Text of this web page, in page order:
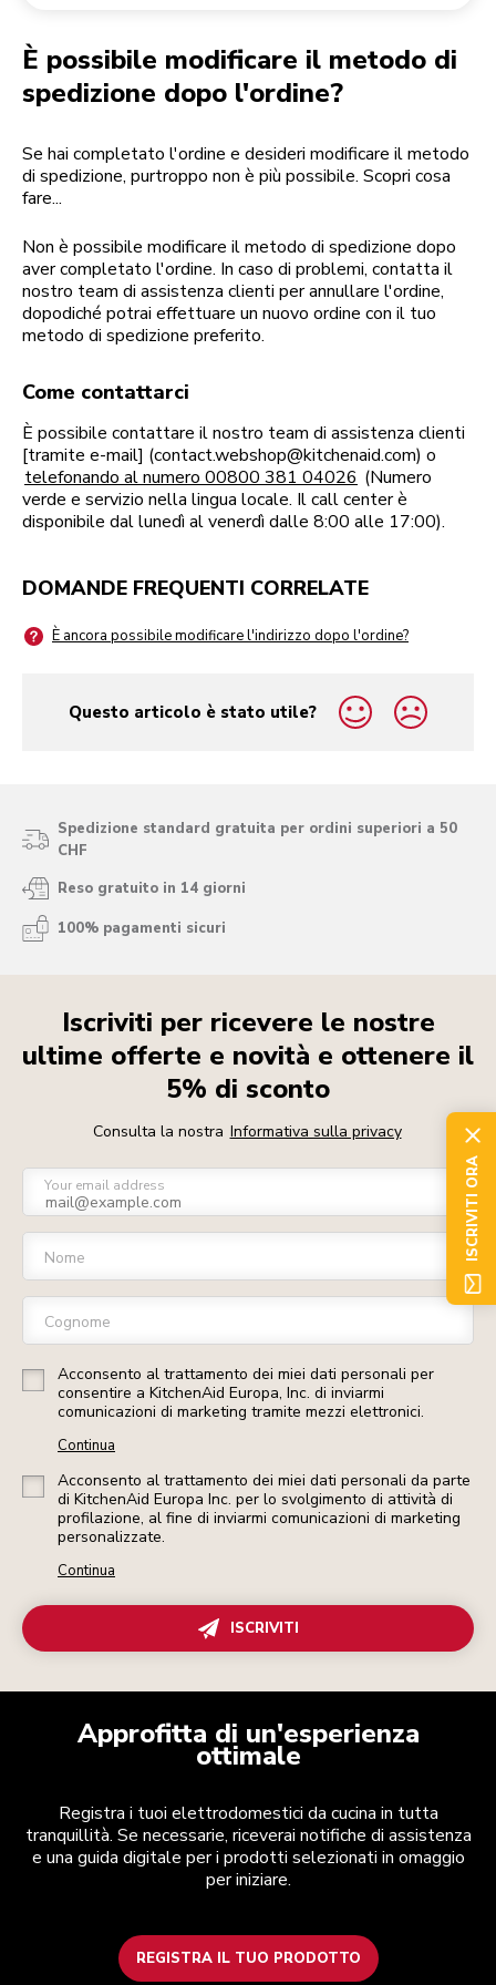
È possibile modificare il metodo di
spedizione dopo l'ordine?
Se hai completato l'ordine e desideri modificare il metodo
di spedizione, purtroppo non è più possibile. Scopri cosa
fare...
Non è possibile modificare il metodo di spedizione dopo
aver completato l'ordine. In caso di problemi, contatta il
nostro team di assistenza clienti per annullare l'ordine,
dopodiché potrai effettuare un nuovo ordine con il tuo
metodo di spedizione preferito.
Come contattarci
È possibile contattare il nostro team di assistenza clienti
[tramite e-mail] (contact.webshop@kitchenaid.com) o
telefonando al numero 00800 381 04026 (Numero
verde e servizio nella lingua locale. Il call center è
disponibile dal lunedì al venerdì dalle 8:00 alle 17:00).
DOMANDE FREQUENTI CORRELATE
È ancora possibile modificare l'indirizzo dopo l'ordine?
Questo articolo è stato utile?
yes
no
Spedizione standard gratuita per ordini superiori a 50
CHF
Reso gratuito in 14 giorni
100% pagamenti sicuri
Iscriviti per ricevere le nostre
ultime offerte e novità e ottenere il
5% di sconto
Consulta la nostra Informativa sulla privacy
Your email address
Nome
Cognome
Acconsento al trattamento dei miei dati personali per
consentire a KitchenAid Europa, Inc. di inviarmi
comunicazioni di marketing tramite mezzi elettronici.
Continua
Acconsento al trattamento dei miei dati personali da parte
di KitchenAid Europa Inc. per lo svolgimento di attività di
profilazione, al fine di inviarmi comunicazioni di marketing
personalizzate.
Continua
ISCRIVITI
Approfitta di un'esperienza
ottimale
Registra i tuoi elettrodomestici da cucina in tutta
tranquillità. Se necessarie, riceverai notifiche di assistenza
e una guida digitale per i prodotti selezionati in omaggio
per iniziare.
REGISTRA IL TUO PRODOTTO
ISCRIVITI ORA